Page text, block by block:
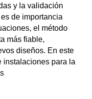
y la validación
de importancia
el método
más fiable,
diseños. En este
instalaciones para la